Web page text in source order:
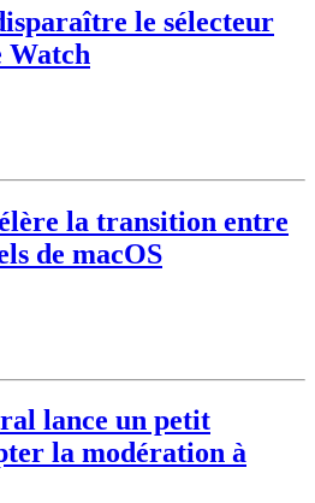
le sélecteur
Watch
la transition entre
de macOS
lance un petit
la modération à